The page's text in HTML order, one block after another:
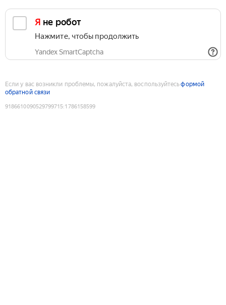
Я не робот
Нажмите, чтобы продолжить
Yandex SmartCaptcha
Если у вас возникли проблемы, пожалуйста, воспользуйтесьформой
обратной связи
9186610090529799715:1786158599